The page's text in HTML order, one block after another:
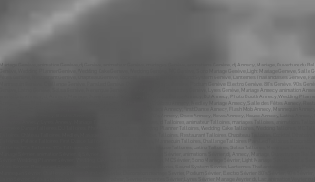
Mariage Genève, animation Genève, dj Genève, animateur Genève, mariages Genève, animations Genève, dj, Annecy, Mariage, Ouverture du Bal Genève, Première Danse Genève, DJ Genève, Photo Booth Genève, Wedding Planner Genève, Wedding Cake Genève, Wedding Genève, MC Genève, Sono Mariage Genève, Light Mariage Genève, Salle Genève, Château Genève, Medley Mariage Genève, Salle des Fêtes Genève, Restaurant Genève, Chapiteau Genève, Cocktail Dînatoire Genève, Sound System Genève, Lanternes Thaïlandaises Genève, Palace Genève, First Dance Genève, Flash Mob Genève, Mannequin Genève, Challenge Genève, ParsLed Genève, Décoration mariage Genève, Podium Genève, Electro Genève, 80’s Genève, 90’s Genève, 70’s Genève, Disco Genève, News Genève, House Genève, Latino Genève, Salsa Genève, Merengue Genève, Traiteur, Genève Enceintes Genève, Lyres Genève, Mariage Annecy, animation Annecy, dj Annecy, animateur Annecy, mariages Annecy, animations Annecy, dj, Annecy, Mariage, Ouverture du Bal Annecy, Première Danse Annecy, DJ Annecy, Photo Booth Annecy, Wedding Planner Annecy, Wedding Cake Annecy, Wedding Annecy, MC Annecy, Sono Mariage Annecy, Light Mariage Annecy, Salle Annecy, Château Annecy, Medley Mariage Annecy, Salle des Fêtes Annecy, Restaurant Annecy, Chapiteau Annecy, Cocktail Dînatoire Annecy, Sound System Annecy, Lanternes Thaïlandaises Annecy, Palace Annecy, First Dance Annecy, Flash Mob Annecy, Mannequin Annecy, Challenge Annecy, ParsLed Annecy, Décoration mariage Annecy, Podium Annecy, Electro Annecy, 80’s Annecy, 90’s Annecy, 70’s Annecy, Disco Annecy, News Annecy, House Annecy, Latino Annecy, Salsa Annecy, Merengue Annecy, Traiteur, Annecy Enceintes Annecy, Lyres Annecy, Mariage Talloires, animation Talloires, dj Talloires, animateur Talloires, mariages Talloires, animations Talloires, dj, Annecy, Mariage, Ouverture du Bal Talloires, Première Danse Talloires, DJ Talloires, Photo Booth Talloires, Wedding Planner Talloires, Wedding Cake Talloires, Wedding Talloires, MC Talloires, Sono Mariage Talloires, Light Mariage Talloires, Salle Talloires, Château Talloires, Medley Mariage Talloires, Salle des Fêtes Talloires, Restaurant Talloires, Chapiteau Talloires, Cocktail Dînatoire Talloires, Sound System Talloires, Lanternes Thaïlandaises Talloires, Palace Talloires, First Dance Talloires, Flash Mob Talloires, Mannequin Talloires, Challenge Talloires, ParsLed Talloires, Décoration mariage Talloires, Podium Talloires, Electro Talloires, 80’s Talloires, 90’s Talloires, 70’s Talloires, Disco Talloires, News Talloires, House Talloires, Latino Talloires, Salsa Talloires, Merengue Talloires, Traiteur, Talloires Enceintes Talloires, Lyres Talloires, Mariage Sévrier, animation Sévrier, dj Sévrier, animateur Sévrier, mariages Sévrier, animations Sévrier, dj, Annecy, Mariage, Ouverture du Bal Sévrier, Première Danse Sévrier, DJ Sévrier, Photo Booth Sévrier, Wedding Planner Sévrier, Wedding Cake Sévrier, Wedding Sévrier, MC Sévrier, Sono Mariage Sévrier, Light Mariage Sévrier, Salle Sévrier, Château Sévrier, Medley Mariage Sévrier, Salle des Fêtes Sévrier, Restaurant Sévrier, Chapiteau Sévrier, Cocktail Dînatoire Sévrier, Sound System Sévrier, Lanternes Thaïlandaises Sévrier, Palace Sévrier, First Dance Sévrier, Flash Mob Sévrier, Mannequin Sévrier, Challenge Sévrier, ParsLed Sévrier, Décoration mariage Sévrier, Podium Sévrier, Electro Sévrier, 80’s Sévrier, 90’s Sévrier, 70’s Sévrier, Disco Sévrier, News Sévrier, House Sévrier, Latino Sévrier, Salsa Sévrier, Merengue Sévrier, Traiteur, Sévrier Enceintes Sévrier, Lyres Sévrier, Mariage Veyrier du Lac, animation Veyrier du Lac, dj Veyrier du Lac, animateur Veyrier du Lac, mariages Veyrier du Lac, animations Veyrier du Lac, dj, Annecy, Mariage, Ouverture du Bal Veyrier du Lac, Première Danse Veyrier du Lac, DJ Veyrier du Lac, Photo Booth Veyrier du Lac, Wedding Planner Veyrier du Lac, Wedding Cake Veyrier du Lac, Wedding Veyrier du Lac, MC Veyrier du Lac, Sono Mariage Veyrier du Lac, Light Mariage Veyrier du Lac, Salle Veyrier du Lac, Château Veyrier du Lac, Medley Mariage Veyrier du Lac, Salle des Fêtes Veyrier du Lac, Restaurant Veyrier du Lac, Chapiteau Veyrier du Lac, Cocktail Dînatoire Veyrier du Lac, Sound System Veyrier du Lac, Lanternes Thaïlandaises Veyrier du Lac, Palace Veyrier du Lac, First Dance Veyrier du Lac, Flash Mob Veyrier du Lac, Mannequin Veyrier du Lac, Challenge Veyrier du Lac, ParsLed Veyrier du Lac, Décoration mariage Veyrier du Lac, Podium Veyrier du Lac, Electro Veyrier du Lac, 80’s Veyrier du Lac, 90’s Veyrier du Lac, 70’s Veyrier du Lac, Disco Veyrier du Lac, News Veyrier du Lac, House Veyrier du Lac, Latino Veyrier du Lac, Salsa Veyrier du Lac, Merengue Veyrier du Lac, Traiteur, Veyrier du Lac Enceintes Veyrier du Lac, Lyres Veyrier du Lac, Mariage Divonne, animation Divonne, dj Divonne, animateur Divonne, mariages Divonne, animations Divonne, dj, Annecy, Mariage, Ouverture du Bal Divonne, Première Danse Divonne, DJ Divonne, Photo Booth Divonne, Wedding Planner Divonne, Wedding Cake Divonne, Wedding Divonne, MC Divonne, Sono Mariage Divonne, Light Mariage Divonne, Salle Divonne, Château Divonne, Medley Mariage Divonne, Salle des Fêtes Divonne, Restaurant Divonne, Chapiteau Divonne, Cocktail Dînatoire Divonne, Sound System Divonne, Lanternes Thaïlandaises Divonne, Palace Divonne, First Dance Divonne, Flash Mob Divonne, Mannequin Divonne, Challenge Divonne, ParsLed Divonne, Décoration mariage Divonne, Podium Divonne, Electro Divonne, 80’s Divonne, 90’s Divonne, 70’s Divonne, Disco Divonne, News Divonne, House Divonne, Latino Divonne, Salsa Divonne, Merengue Divonne, Traiteur, Divonne Enceintes Divonne, Lyres Divonne, Mariage Gex, animation Gex, dj Gex, animateur Gex, mariages Gex, animations Gex, dj, Annecy, Mariage, Ouverture du Bal Gex, Première Danse Gex, DJ Gex, Photo Booth Gex, Wedding Planner Gex, Wedding Cake Gex, Wedding Gex, MC Gex, Sono Mariage Gex, Light Mariage Gex, Salle Gex, Château Gex, Medley Mariage Gex, Salle des Fêtes Gex, Restaurant Gex, Chapiteau Gex, Cocktail Dînatoire Gex, Sound System Gex, Lanternes Thaïlandaises Gex, Palace Gex, First Dance Gex, Flash Mob Gex, Mannequin Gex, Challenge Gex, ParsLed Gex, Décoration mariage Gex, Podium Gex, Electro Gex, 80’s Gex, 90’s Gex, 70’s Gex, Disco Gex, News Gex, House Gex, Latino Gex, Salsa Gex, Merengue Gex, Traiteur, Gex Enceintes Gex, Lyres Gex, Mariage Chamonix, animation Chamonix, dj Chamonix, animateur Chamonix, mariages Chamonix, animations Chamonix, dj, Annecy, Mariage, Ouverture du Bal Chamonix, Première Danse Chamonix, DJ Chamonix, Photo Booth Chamonix, Wedding Planner Chamonix, Wedding Cake Chamonix, Wedding Chamonix, MC Chamonix, Sono Mariage Chamonix, Light Mariage Chamonix, Salle Chamonix, Château Chamonix, Medley Mariage Chamonix, Salle des Fêtes Chamonix, Restaurant Chamonix, Chapiteau Chamonix, Cocktail Dînatoire Chamonix, Sound System Chamonix, Lanternes Thaïlandaises Chamonix, Palace Chamonix, First Dance Chamonix, Flash Mob Chamonix, Mannequin Chamonix, Challenge Chamonix, ParsLed Chamonix,